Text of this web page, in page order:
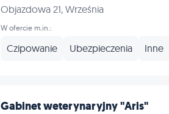
Objazdowa 21, Września
W ofercie m.in.:
Czipowanie Ubezpieczenia Inne
Gabinet weterynaryjny "Aris"